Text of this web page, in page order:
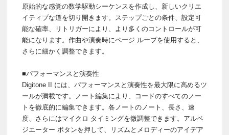
原始的な感覚の数学駆動シーケンスを作成し、新しいクリエ
イティブな道を切り開きます。ステップごとの条件、設定可
能な確率、リトリガーにより、より多くのコントロールが可
能になります。作曲や演奏時にページ ループを使用すると、
さらに細かく調整できます。
■パフォーマンスと演奏性
Digitone II には、パフォーマンスと演奏性を最大限に高めるツ
ールが満載です。ノート編集により、コードのすべてのノー
トを徹底的に編集できます。各ノートのノート、長さ、速
度、さらにはマイクロ タイミングを微調整できます。アルペ
ジエーター ボタンを押して、リズムとメロディーのアイデア